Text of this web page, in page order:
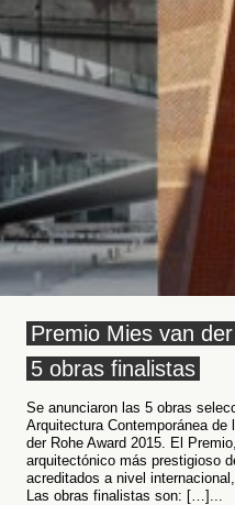
Premio Mies van
5 obras finalistas
Se anunciaron las 5 obras
Arquitectura Contemporánea
der Rohe Award 2015. El
arquitectónico más prestigioso
acreditados a nivel
Las obras finalistas son: […]...